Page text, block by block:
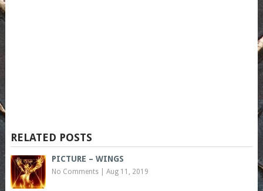
RELATED POSTS
PICTURE – WINGS
No Comments| Aug 11, 2019